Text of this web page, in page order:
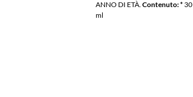
ANNO DI ETÀ. Contenuto: *30
ml